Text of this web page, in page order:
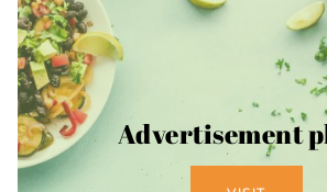
Advertisement